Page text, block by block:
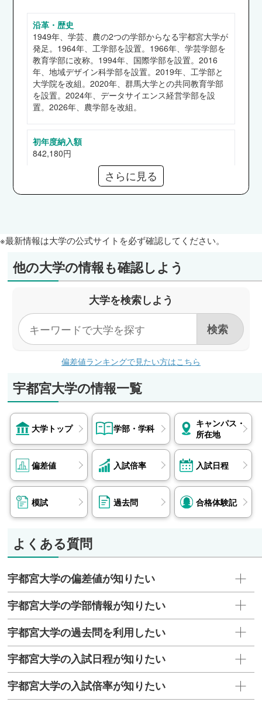
地域デザイン科学部
鹿島建設、清水建設、大林組、大成建設、オリエ
ンタル白石、横河ブリッジ、積水ハウス、三井ホ
ーム、足利銀行、東京電力ホールディングス、
JR東日本、首都高速道路、毎日新聞社、TKC、
国土地理院、都県職員（東京都、栃木県） 他
ニトリ、NHK、読売新聞社、楽天グループ、ブ
ルボン、アイリスオーヤマ、星野リゾート、マイ
ナビ、足利銀行、JR東日本、ANA、JAL、JTB、
厚生労働省、農林水産省、県職員（栃木県、茨城
県）、市職員（宇都宮市） 他
県、千葉県、福島県） 他
工学部
トヨタ自動車、本田技研工業、日産自動車、三菱
ャープ、TOPPAN、キオクシア、NEC、NTT、
KDDI、任天堂、アクセンチュア、資生堂、花
王、三菱ケミカル、マニー、県職員（栃木県）
資生堂、花王、中外製薬工業、カゴメ、キユーピ
ー、日本ハム、山崎製パン、JA全農とちぎ、足
利銀行、農林水産省、国土交通省、県職員（栃木
県、福島県）、市職員（宇都宮市） 他など
沿革・歴史
1949年、学芸、農の2つの学部からなる宇都宮大学が
発足。1964年、工学部を設置。1966年、学芸学部を
教育学部に改称。1994年、国際学部を設置。2016
年、地域デザイン科学部を設置。2019年、工学部と
大学院を改組。2020年、群馬大学との共同教育学部
を設置。2024年、データサイエンス経営学部を設
置。2026年、農学部を改組。
初年度納入額
842,180円
【貸与】日本学生支援機構（第一、二種）
通信教育部
なし
短期大学部
なし
さらに見る
※最新情報は大学の公式サイトを必ず確認してください。
他の大学の情報も確認しよう
大学を検索しよう
偏差値ランキングで見たい方はこちら
宇都宮大学の情報一覧
大学トップ 学部・学科
キャンパス・
所在地
偏差値 入試倍率 入試日程
模試 過去問 合格体験記
よくある質問
宇都宮大学の偏差値が知りたい
宇都宮大学の学部情報が知りたい
宇都宮大学の過去問を利用したい
宇都宮大学の入試日程が知りたい
宇都宮大学の入試倍率が知りたい